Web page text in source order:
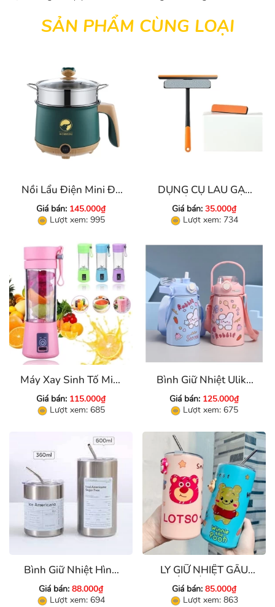
SẢN PHẨM CÙNG LOẠI
Nồi Lẩu Điện Mini Đa
Năng 2 Tầ Ng
Giá bán: 145.000₫
Lượt xem: 995
DỤNG CỤ LAU GẠT
KÍNH 2 IN 1
Giá bán: 35.000₫
Lượt xem: 734
Máy Xay Sinh Tố Mini
Dùng Pin Sạc
Giá bán: 115.000₫
Lượt xem: 685
Bình Giữ Nhiệt Ulike
850 Ml
Giá bán: 125.000₫
Lượt xem: 675
Bình Giữ Nhiệt Hình
Trụ Inox 304 ( 360ml,
600ml)
Giá bán: 88.000₫
Lượt xem: 694
LY GIỮ NHIỆT GẤU
DÂU HÌNH TRỤ
600ML HỌA TIẾT
Giá bán: 85.000₫
Lượt xem: 863